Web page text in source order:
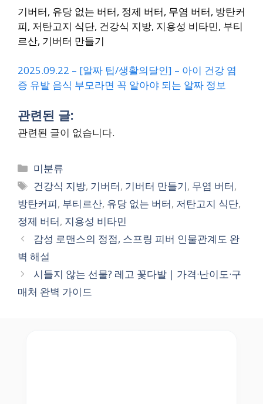
기버터, 유당 없는 버터, 정제 버터, 무염 버터, 방탄커
피, 저탄고지 식단, 건강식 지방, 지용성 비타민, 부티
르산, 기버터 만들기
2025.09.22 – [알짜 팁/생활의달인] – 아이 건강 염
증 유발 음식 부모라면 꼭 알아야 되는 알짜 정보
관련된 글:
관련된 글이 없습니다.
Categories
미분류
Tags
건강식 지방, 기버터, 기버터 만들기, 무염 버터,
방탄커피, 부티르산, 유당 없는 버터, 저탄고지 식단,
정제 버터, 지용성 비타민
감성 로맨스의 정점, 스프링 피버 인물관계도 완
벽 해설
시들지 않는 선물? 레고 꽃다발｜가격·난이도·구
매처 완벽 가이드